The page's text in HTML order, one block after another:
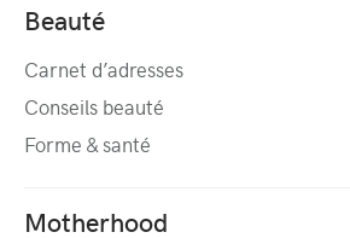
Beauté
Carnet d’adresses
Conseils beauté
Forme & santé
Motherhood